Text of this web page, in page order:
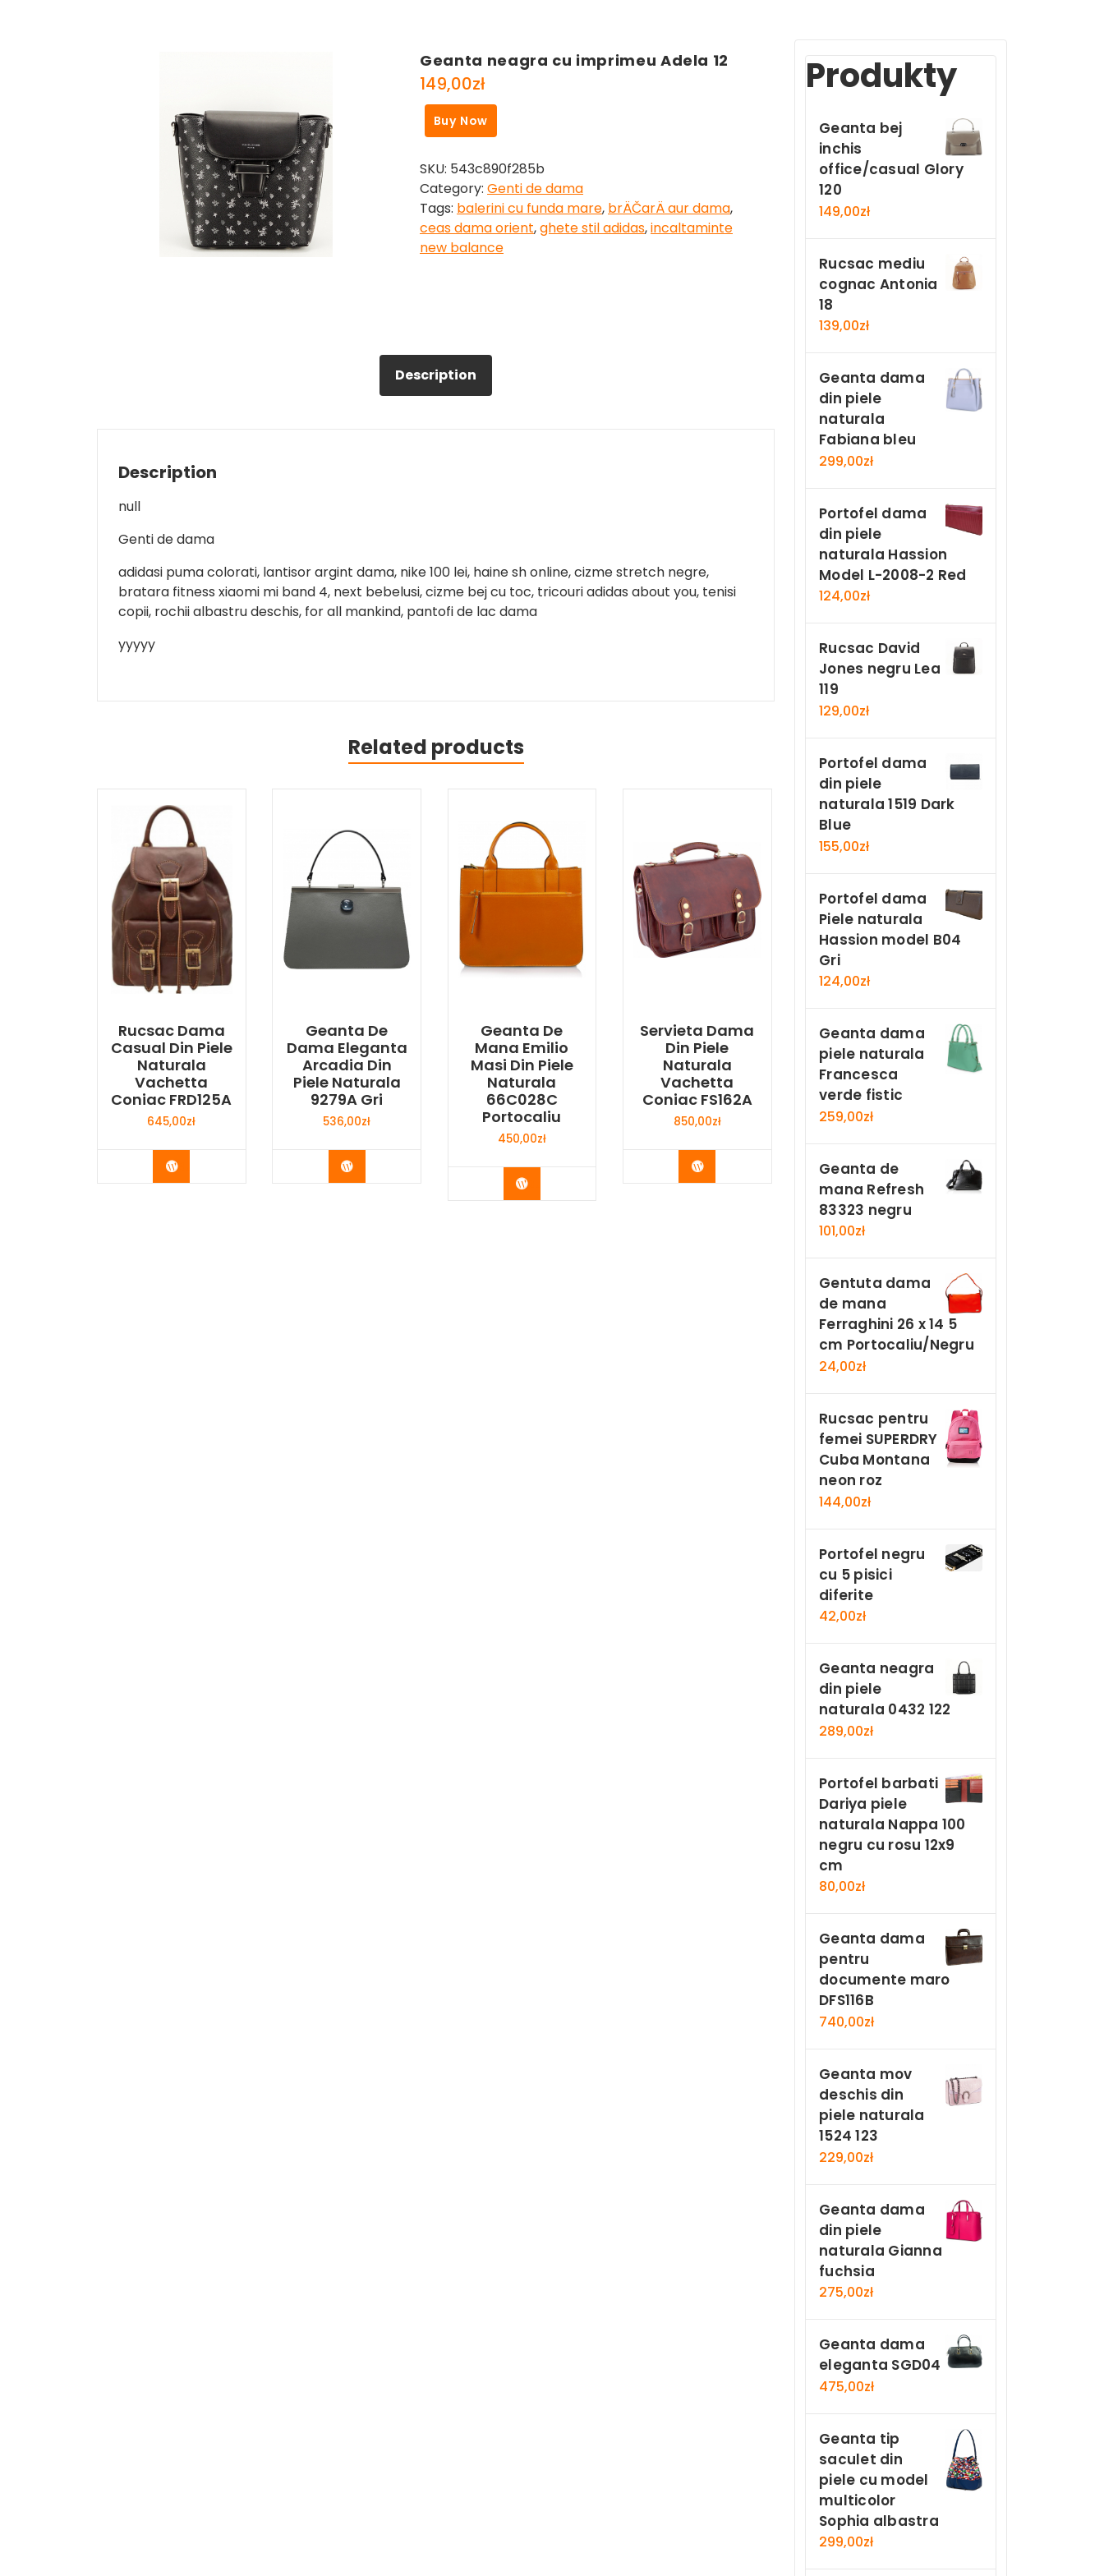
Geanta neagra cu imprimeu Adela 12
149,00zł
Buy Now
SKU: 543c890f285b
Category: Genti de dama
Tags: balerini cu funda mare, brÄČarÄ aur dama,
ceas dama orient,ghete stil adidas,incaltaminte
new balance
Description
Description
null
Genti de dama
adidasi puma colorati, lantisor argint dama, nike 100 lei, haine sh online, cizme stretch negre,
bratara fitness xiaomi mi band 4, next bebelusi, cizme bej cu toc, tricouri adidas about you, tenisi
copii, rochii albastru deschis, for all mankind, pantofi de lac dama
yyyyy
Related products
Rucsac Dama
Casual Din Piele
Naturala
Vachetta
Coniac FRD125A
645,00zł
Buy Now
Geanta De
Dama Eleganta
Arcadia Din
Piele Naturala
9279A Gri
536,00zł
Buy Now
Geanta De
Mana Emilio
Masi Din Piele
Naturala
66C028C
Portocaliu
450,00zł
Buy Now
Servieta Dama
Din Piele
Naturala
Vachetta
Coniac FS162A
850,00zł
Buy Now
Produkty
Geanta bej
inchis
office/casual Glory
120
149,00zł
Rucsac mediu
cognac Antonia
18
139,00zł
Geanta dama
din piele
naturala
Fabiana bleu
299,00zł
Portofel dama
din piele
naturala Hassion
Model L-2008-2 Red
124,00zł
Rucsac David
Jones negru Lea
119
129,00zł
Portofel dama
din piele
naturala 1519 Dark
Blue
155,00zł
Portofel dama
Piele naturala
Hassion model B04
Gri
124,00zł
Geanta dama
piele naturala
Francesca
verde fistic
259,00zł
Geanta de
mana Refresh
83323 negru
101,00zł
Gentuta dama
de mana
Ferraghini 26 x 14 5
cm Portocaliu/Negru
24,00zł
Rucsac pentru
femei SUPERDRY
Cuba Montana
neon roz
144,00zł
Portofel negru
cu 5 pisici
diferite
42,00zł
Geanta neagra
din piele
naturala 0432 122
289,00zł
Portofel barbati
Dariya piele
naturala Nappa 100
negru cu rosu 12x9
cm
80,00zł
Geanta dama
pentru
documente maro
DFS116B
740,00zł
Geanta mov
deschis din
piele naturala
1524 123
229,00zł
Geanta dama
din piele
naturala Gianna
fuchsia
275,00zł
Geanta dama
eleganta SGD04
475,00zł
Geanta tip
saculet din
piele cu model
multicolor
Sophia albastra
299,00zł